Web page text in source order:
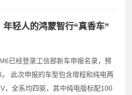
轻人的鸿蒙智行“真香车”
已经登录工信部新车申报名录，预
此次申报的车型包含增程和纯电两
，全系均四驱，其中纯电版标配100